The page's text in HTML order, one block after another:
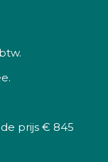
prijs € 845